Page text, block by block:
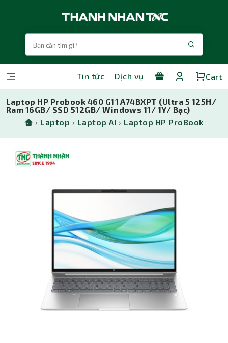
Tin tức Dịch vụ Cart
Laptop HP Probook 460 G11 A74BXPT (Ultra 5 125H/
Ram 16GB/ SSD 512GB/ Windows 11/ 1Y/ Bạc)
› Laptop › Laptop AI › Laptop HP ProBook